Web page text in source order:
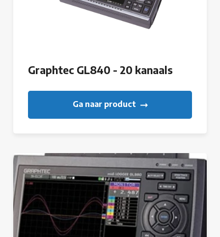
Graphtec GL840 - 20 kanaals
Ga naar product